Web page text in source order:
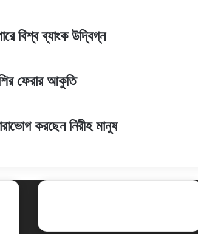
বিশ্ব ব্যাংক উদ্বিগ্ন
ফেরার আকুতি
করছেন নিরীহ মানুষ